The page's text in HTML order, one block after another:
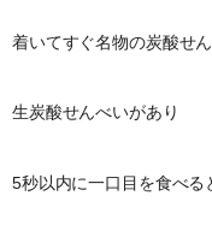
着いてすぐ名物の炭酸せ
生炭酸せんべいがあり
5秒以内に一口目を食べる